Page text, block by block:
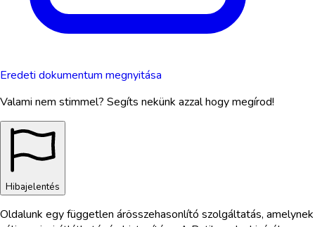
Eredeti dokumentum megnyitása
Valami nem stimmel? Segíts nekünk azzal hogy megírod!
Hibajelentés
Oldalunk egy független árösszehasonlító szolgáltatás, amelynek